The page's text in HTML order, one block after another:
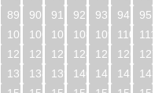
89 90 91 92 93 94
95
105 106 107 108 109 110
121 122 123 124 125 126
137 138 139 140 141 142